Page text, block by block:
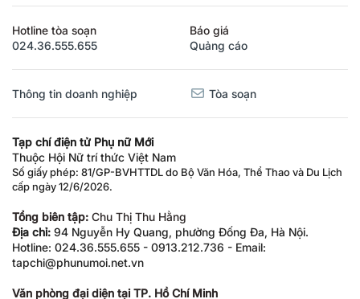
Hotline tòa soạn
024.36.555.655
Báo giá
Quảng cáo
Thông tin doanh nghiệp Tòa soạn
Tạp chí điện tử Phụ nữ Mới
Thuộc Hội Nữ trí thức Việt Nam
Số giấy phép: 81/GP-BVHTTDL do Bộ Văn Hóa, Thể Thao và Du Lịch
cấp ngày 12/6/2026.
Tổng biên tập: Chu Thị Thu Hằng
Địa chỉ: 94 Nguyễn Hy Quang, phường Đống Đa, Hà Nội.
Hotline: 024.36.555.655 - 0913.212.736 - Email:
tapchi@phunumoi.net.vn
Văn phòng đại diện tại TP. Hồ Chí Minh